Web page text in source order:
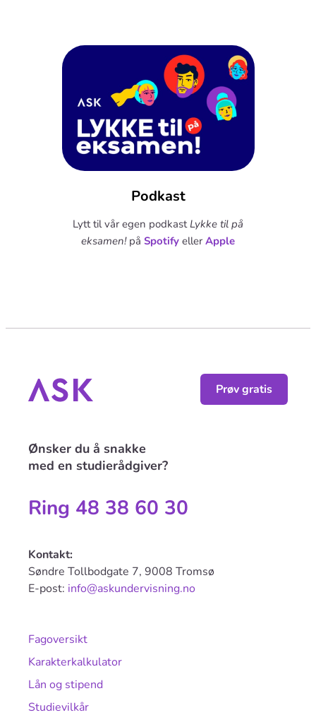
Podkast
Lytt til vår egen podkast Lykke til på
eksamen!på Spotify eller Apple
Fagoversikt
Karakterkalkulator
Lån og stipend
Studievilkår
Ønsker du å snakke
med en studierådgiver?
Ring 48 38 60 30
Kontakt:
Søndre Tollbodgate 7, 9008 Tromsø
E-post: info@askundervisning.no
Prøv gratis